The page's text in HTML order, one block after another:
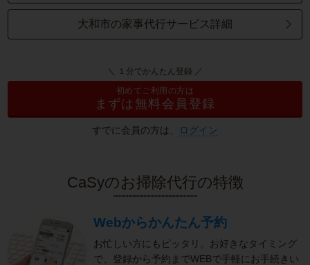
大和市の家事代行サービス詳細
＼ １分でかんたん登録 ／
初めてご利用の方は
まずは無料会員登録
すでに会員の方は、 ログイン
CaSyのお掃除代行の特徴
Webからかんたん予約
お忙しい方にもピッタリ。お好きなタイミング
で、登録から予約までWEBで手軽にお手続きい